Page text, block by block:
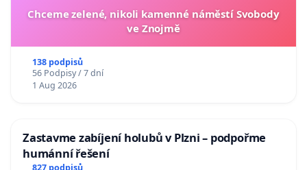
Chceme zelené, nikoli kamenné náměstí Svobody
ve Znojmě
138 podpisů
56 Podpisy / 7 dní
1 Aug 2026
Zastavme zabíjení holubů v Plzni – podpořme
humánní řešení
827 podpisů